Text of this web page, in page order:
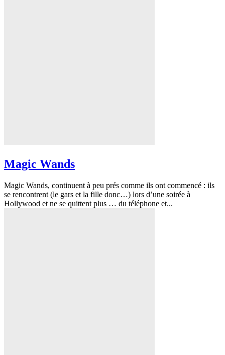
Magic Wands
Magic Wands, continuent à peu prés comme ils ont commencé : ils
se rencontrent (le gars et la fille donc…) lors d’une soirée à
Hollywood et ne se quittent plus … du téléphone et...